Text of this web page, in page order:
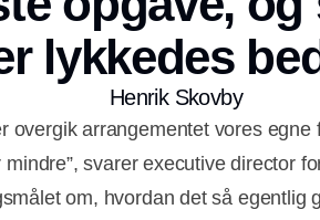
lykkedes
Henrik Skovby
overgik arrangementet vores egne
svarer executive director
om, hvordan det så egentlig